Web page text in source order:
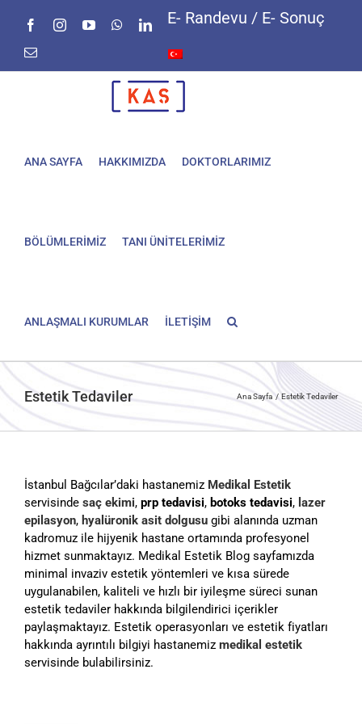
FacebookInstagramYouTubeWhatsAppLinkedIn
E-
E- Randevu / E- Sonuç
ANA SAYFA HAKKIMIZDA DOKTORLARIMIZ
BÖLÜMLERİMİZ TANI ÜNİTELERİMİZ
ANLAŞMALI KURUMLAR İLETİŞİM
Estetik Tedaviler Ana Sayfa Estetik Tedaviler
İstanbul Bağcılar’daki hastanemiz Medikal Estetik
servisinde saç ekimi, prp tedavisi, botoks tedavisi, lazer
epilasyon, hyalüronik asit dolgusu gibi alanında uzman
kadromuz ile hijyenik hastane ortamında profesyonel
hizmet sunmaktayız. Medikal Estetik Blog sayfamızda
minimal invaziv estetik yöntemleri ve kısa sürede
uygulanabilen, kaliteli ve hızlı bir iyileşme süreci sunan
estetik tedaviler hakkında bilgilendirici içerikler
paylaşmaktayız. Estetik operasyonları ve estetik fiyatları
hakkında ayrıntılı bilgiyi hastanemiz medikal estetik
servisinde bulabilirsiniz.